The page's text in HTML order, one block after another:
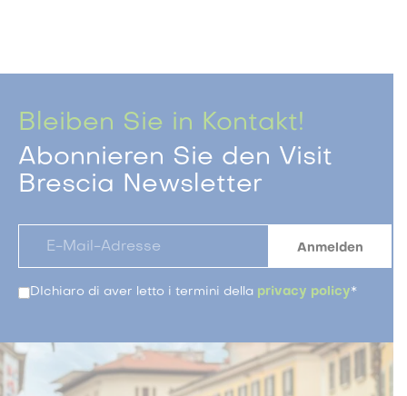
Bleiben Sie in Kontakt!
Abonnieren Sie den Visit
Brescia Newsletter
DIchiaro di aver letto i termini della privacy policy*